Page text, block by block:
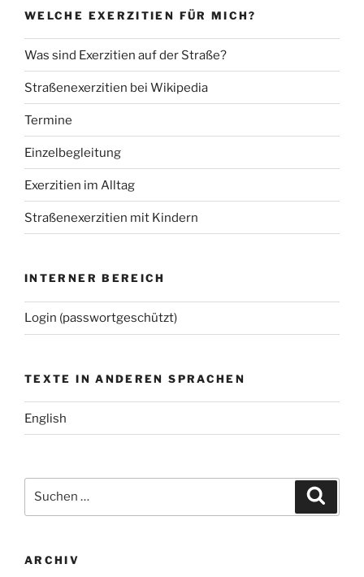
WELCHE EXERZITIEN FÜR MICH?
Was sind Exerzitien auf der Straße?
Straßenexerzitien bei Wikipedia
Termine
Einzelbegleitung
Exerzitien im Alltag
Straßenexerzitien mit Kindern
INTERNER BEREICH
Login (passwortgeschützt)
TEXTE IN ANDEREN SPRACHEN
English
nach:
ARCHIV